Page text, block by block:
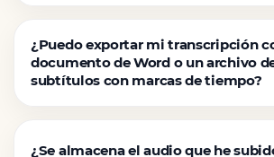
¿Puedo exportar mi transcripción
documento de Word o un archivo
subtítulos con marcas de tiempo?
¿Se almacena el audio que he